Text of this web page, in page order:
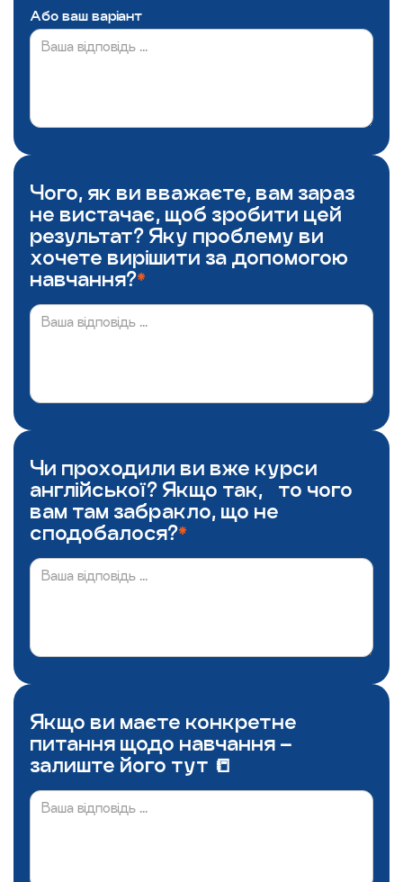
Або ваш варіант
Чого, як ви вважаєте, вам зараз
не вистачає, щоб зробити цей
результат? Яку проблему ви
хочете вирішити за допомогою
навчання?*
Чи проходили ви вже курси
англійської? Якщо так, то чого
вам там забракло, що не
сподобалося?*
Якщо ви маєте конкретне
питання щодо навчання –
залиште його тут 📒